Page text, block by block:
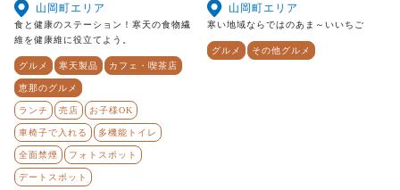
山岡町エリア
食と健康のステーション！寒天の食物繊
維を健康維に役立てよう。
グルメ 寒天製品 カフェ・喫茶店
恵那のグルメ
ランチ 売店 お子様OK
車椅子で入れる 多機能トイレ
全面禁煙 フォトスポット
デートスポット
山岡町エリア
寒い地域ならではのあま～いいちご
グルメ その他グルメ